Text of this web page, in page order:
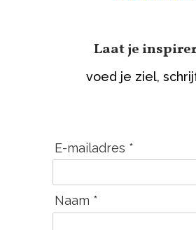
Laat je
voed je ziel,
E-mailadres *
Naam *